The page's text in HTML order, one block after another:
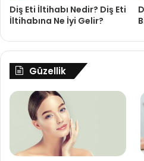
Diş Eti İltihabı Nedir? Diş Eti
İltihabına Ne İyi Gelir?
Güzellik